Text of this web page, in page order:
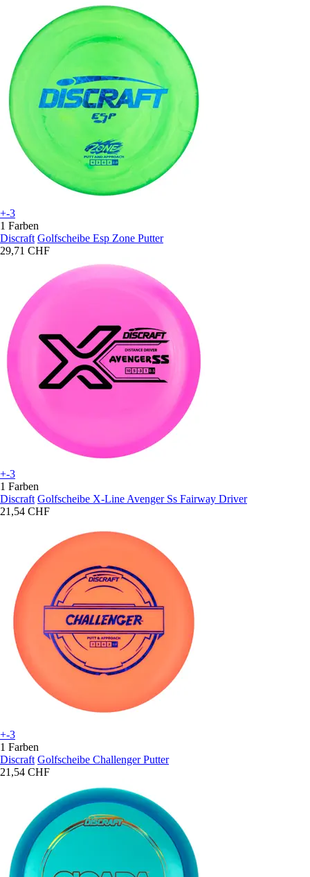
+-3
1 Farben
Discraft Golfscheibe Esp Zone Putter
29,71 CHF
+-3
1 Farben
Discraft Golfscheibe X-Line Avenger Ss Fairway Driver
21,54 CHF
+-3
1 Farben
Discraft Golfscheibe Challenger Putter
21,54 CHF